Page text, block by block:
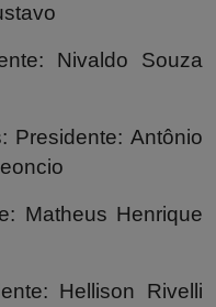
Nivaldo Souza
Presidente: Antônio
Matheus Henrique
Hellison Rivelli